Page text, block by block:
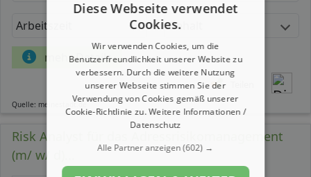
Arbeitszeit Gehalt
mehr Details
Quelle: meinestadt.de
Risk Analyst für das Adressrisikomanagement
(m/ w/ d)...
Diese Webseite verwendet
Cookies.
Wir verwenden Cookies, um die
Benutzerfreundlichkeit unserer Website zu
verbessern. Durch die weitere Nutzung
unserer Webseite stimmen Sie der
Verwendung von Cookies gemäß unserer
Cookie-Richtlinie zu.Weitere Informationen /
Datenschutz
Alle Partner anzeigen(602) →